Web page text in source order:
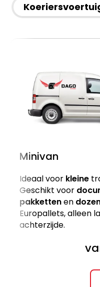
Minivan
Ideaal voor kleine
Geschikt voor
pakkettenen
Europallets, alleen
achterzijde.